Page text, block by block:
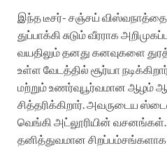
இந்த டீசர்- சஞ்சய்
துப்பாக்கி சுடும் வீரராக
வயதிலும் தனது கனவுகளை
உள்ள வேடத்தில் சூர்யா
மற்றும் உணர்வுபூர்வமான ஆழம்
சித்தரிக்கிறார். அவருடைய
வெங்கி அட்லூரியின்
தனித்துவமான